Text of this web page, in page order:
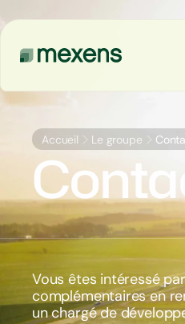
Accueil Le groupe
Vous êtes intéressé
complémentaires en
un chargé de